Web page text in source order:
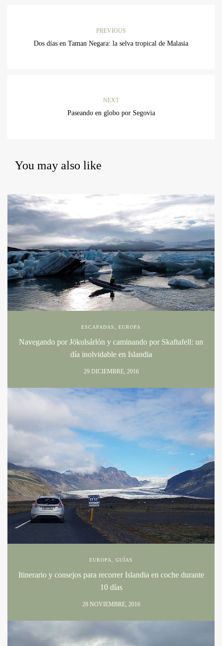
PREVIOUS
Dos días en Taman Negara: la selva tropical de Malasia
NEXT
Paseando en globo por Segovia
You may also like
ESCAPADAS EUROPA
Navegando por Jökulsárlón y caminando por Skaftafell: un
día inolvidable en Islandia
29 DICIEMBRE, 2016
EUROPA GUÍAS
Itinerario y consejos para recorrer Islandia en coche durante
10 días
28 NOVIEMBRE, 2016